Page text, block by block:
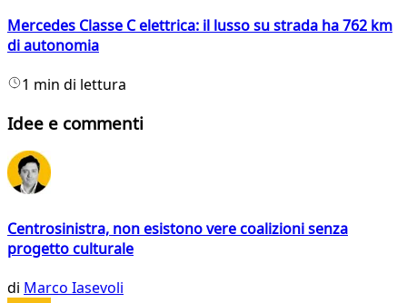
Mercedes Classe C elettrica: il lusso su strada ha 762 km
di autonomia
1 min di lettura
Idee e commenti
Centrosinistra, non esistono vere coalizioni senza
progetto culturale
di Marco Iasevoli